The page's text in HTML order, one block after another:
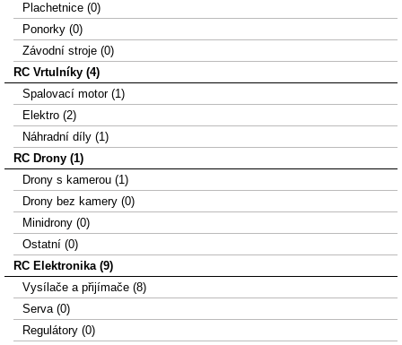
Plachetnice (0)
Ponorky (0)
Závodní stroje (0)
RC Vrtulníky (4)
Spalovací motor (1)
Elektro (2)
Náhradní díly (1)
RC Drony (1)
Drony s kamerou (1)
Drony bez kamery (0)
Minidrony (0)
Ostatní (0)
RC Elektronika (9)
Vysílače a přijímače (8)
Serva (0)
Regulátory (0)